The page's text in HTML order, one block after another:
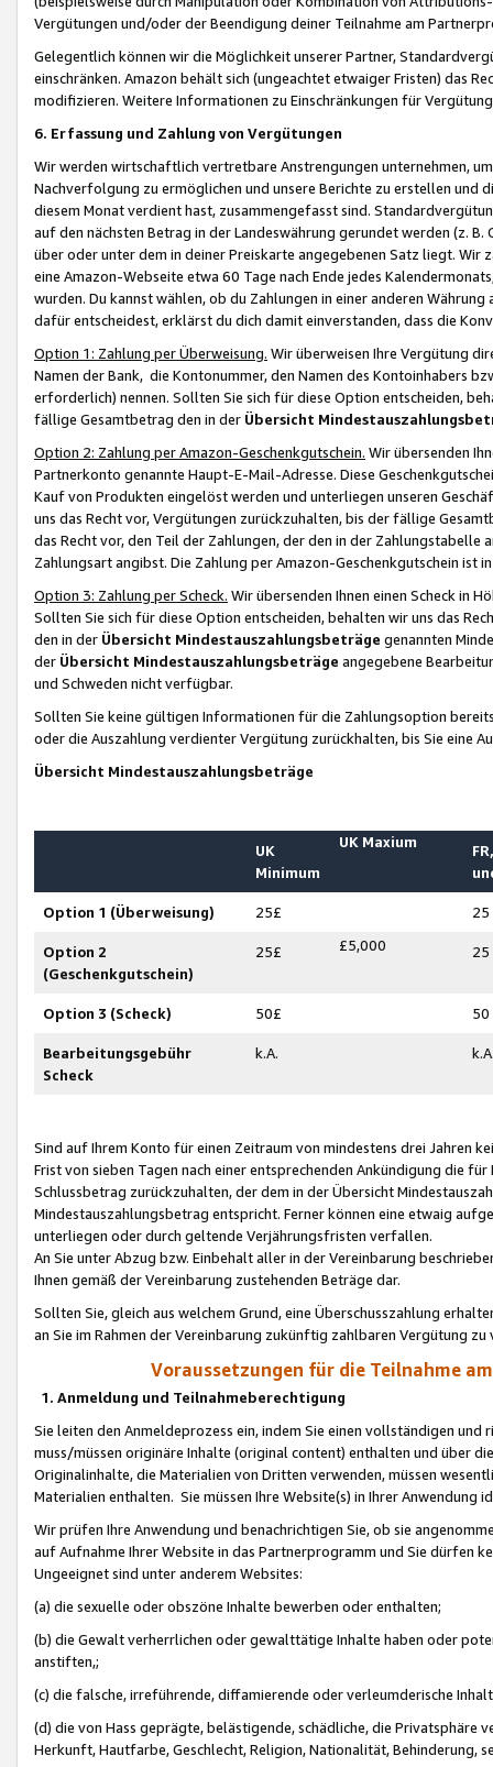
Vergütungen und/oder der Beendigung deiner Teilnahme am
Gelegentlich können wir die Möglichkeit unserer Partner,
einschränken. Amazon behält sich (ungeachtet etwaiger Fristen) das
modifizieren. Weitere Informationen zu Einschränkungen für
6. Erfassung und Zahlung von Vergütungen
Wir werden wirtschaftlich vertretbare Anstrengungen unternehmen,
Nachverfolgung zu ermöglichen und unsere Berichte zu erstellen und
diesem Monat verdient hast, zusammengefasst sind.
auf den nächsten Betrag in der Landeswährung gerundet werden (z.
über oder unter dem in deiner Preiskarte angegebenen Satz liegt.
eine Amazon-Webseite etwa 60 Tage nach Ende jedes
wurden. Du kannst wählen, ob du Zahlungen in einer anderen
dafür entscheidest, erklärst du dich damit einverstanden, dass die
Option 1: Zahlung per Überweisung. Wir überweisen Ihre Vergütung
Namen der Bank, die Kontonummer, den Namen des Kontoinhabers
erforderlich) nennen. Sollten Sie sich für diese Option entscheiden,
fällige Gesamtbetrag den in der Übersicht
Option 2: Zahlung per Amazon-Geschenkgutschein. Wir übersenden
Partnerkonto genannte Haupt-E-Mail-Adresse. Diese
Kauf von Produkten eingelöst werden und unterliegen unseren
uns das Recht vor, Vergütungen zurückzuhalten, bis der fällige
das Recht vor, den Teil der Zahlungen, der den in der
Zahlungsart angibst. Die Zahlung per Amazon-Geschenkgutschein ist
Option 3: Zahlung per Scheck. Wir übersenden Ihnen einen Scheck in
Sollten Sie sich für diese Option entscheiden, behalten wir uns das
den in der Übersicht Mindestauszahlungsbeträge genannten
der Übersicht Mindestauszahlungsbeträge angegebene
und Schweden nicht verfügbar.
Sollten Sie keine gültigen Informationen für die Zahlungsoption
oder die Auszahlung verdienter Vergütung zurückhalten, bis Sie
Übersicht Mindestauszahlungsbeträge
UK
Minimum
UK Maxium
Option 1 (Überweisung) 25£ 25
Option 2
(Geschenkgutschein)
25£ £5,000 25
Option 3 (Scheck) 50£ 50
Bearbeitungsgebühr
Scheck
k.A.
Sind auf Ihrem Konto für einen Zeitraum von mindestens drei Jahren
Frist von sieben Tagen nach einer entsprechenden Ankündigung die
Schlussbetrag zurückzuhalten, der dem in der Übersicht
Mindestauszahlungsbetrag entspricht. Ferner können eine etwaig
unterliegen oder durch geltende Verjährungsfristen verfallen.
An Sie unter Abzug bzw. Einbehalt aller in der Vereinbarung
Ihnen gemäß der Vereinbarung zustehenden Beträge dar.
Sollten Sie, gleich aus welchem Grund, eine Überschusszahlung
an Sie im Rahmen der Vereinbarung zukünftig zahlbaren Vergütung zu
Voraussetzungen für die Teilnahme
1. Anmeldung und Teilnahmeberechtigung
Sie leiten den Anmeldeprozess ein, indem Sie einen vollständigen
muss/müssen originäre Inhalte (original content) enthalten und über
Originalinhalte, die Materialien von Dritten verwenden, müssen
Materialien enthalten. Sie müssen Ihre Website(s) in Ihrer Anwendung
Wir prüfen Ihre Anwendung und benachrichtigen Sie, ob sie
auf Aufnahme Ihrer Website in das Partnerprogramm und Sie dürfen
Ungeeignet sind unter anderem Websites:
(a) die sexuelle oder obszöne Inhalte bewerben oder enthalten;
(b) die Gewalt verherrlichen oder gewalttätige Inhalte haben oder
anstiften,;
(c) die falsche, irreführende, diffamierende oder verleumderische
(d) die von Hass geprägte, belästigende, schädliche, die Privatsphäre
Herkunft, Hautfarbe, Geschlecht, Religion, Nationalität, Behinderung,